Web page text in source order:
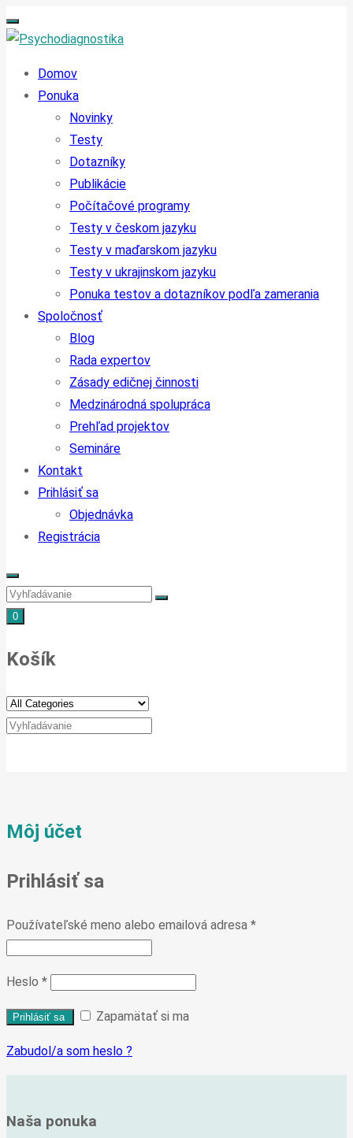
Domov
Ponuka
Novinky
Testy
Dotazníky
Publikácie
Počítačové programy
Testy v českom jazyku
Testy v maďarskom jazyku
Testy v ukrajinskom jazyku
Ponuka testov a dotazníkov podľa zamerania
Spoločnosť
Blog
Rada expertov
Zásady edičnej činnosti
Medzinárodná spolupráca
Prehľad projektov
Semináre
Kontakt
Prihlásiť sa
Objednávka
Registrácia
0
Košík
Môj účet
Prihlásiť sa
Používateľské meno alebo emailová adresa *
Heslo *
Zapamätať si ma
Zabudol/a som heslo ?
Naša ponuka